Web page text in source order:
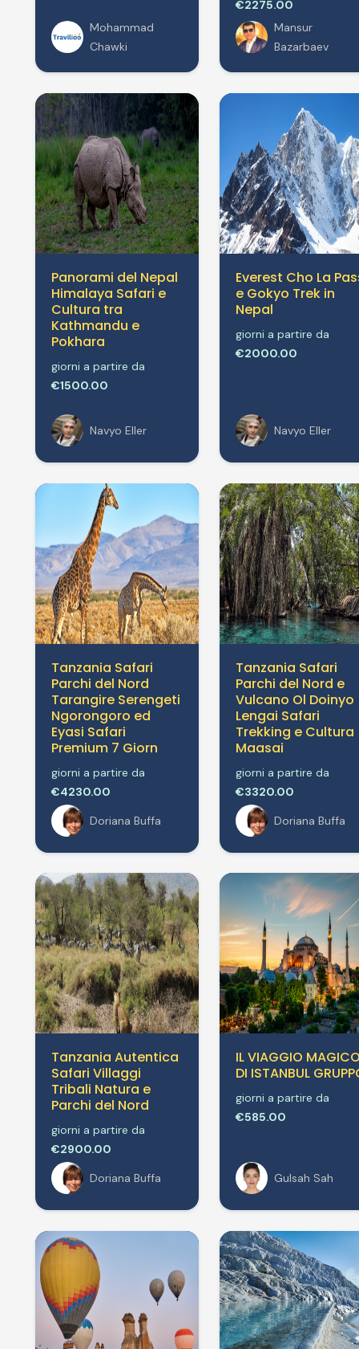
Mohammad
Chawki
€2275.00
Mansur
Bazarbaev
Panorami del Nepal
Himalaya Safari e
Cultura tra
Kathmandu e
Pokhara
giorni a partire da
€1500.00
Navyo Eller
Everest Cho La
e Gokyo Trek in
Nepal
giorni a partire da
€2000.00
Navyo Eller
Tanzania Safari
Parchi del Nord
Tarangire Serengeti
Ngorongoro ed
Eyasi Safari
Premium 7 Giorn
giorni a partire da
€4230.00
Doriana Buffa
Tanzania Safari
Parchi del Nord e
Vulcano Ol Doinyo
Lengai Safari
Trekking e Cultura
Maasai
giorni a partire da
€3320.00
Doriana Buffa
Tanzania Autentica
Safari Villaggi
Tribali Natura e
Parchi del Nord
giorni a partire da
€2900.00
Doriana Buffa
IL VIAGGIO
DI ISTANBUL
giorni a partire da
€585.00
Gulsah Sah